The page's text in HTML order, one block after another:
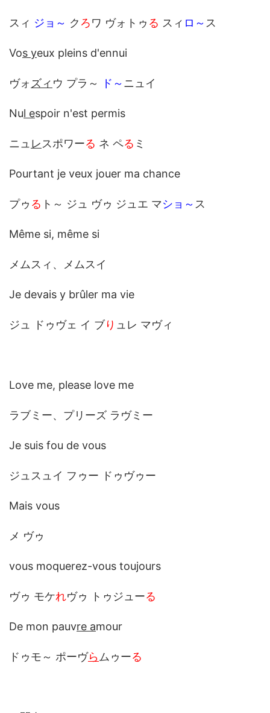
スィ ジョ～ ク ろワ ヴォトゥ る スィ ロ～ ス
Vos yeux pleins d'ennui
ヴォ ズィ ウ プラ～ ド～ ニュイ
Nul espoir n'est permis
ニュ レ スポワーる ネ ペる ミ
Pourtant je veux jouer ma chance
プゥ る ト～ ジュ ヴゥ ジュエ マショ～ ス
Même si, même si
メムスィ、メムスイ
Je devais y brûler ma vie
ジュ ドゥヴェ イ ブり ュレ マヴィ
Love me, please love me
ラブミー、プリーズ ラヴミー
Je suis fou de vous
ジュスュイ フゥー ドゥヴゥー
Mais vous
メ ヴゥ
vous moquerez-vous toujours
ヴゥ モケれヴゥ トゥジューる
De mon pauvre amour
ドゥモ～ ポーヴら ムゥーる